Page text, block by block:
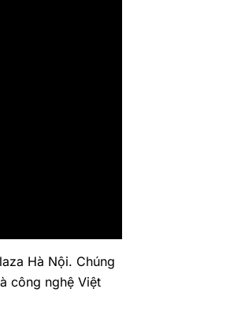
Hà Nội. Chúng
công nghệ Việt